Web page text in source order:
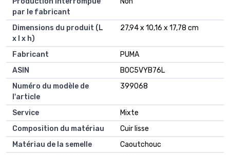
par le fabricant
Dimensions du produit (L
x l x h)
27,94 x 10,16 x 17,78 cm
Fabricant
PUMA
ASIN
B0C5VYB76L
Numéro du modèle de
l'article
399068
Service
Mixte
Composition du matériau
Cuir lisse
Matériau de la semelle
Caoutchouc